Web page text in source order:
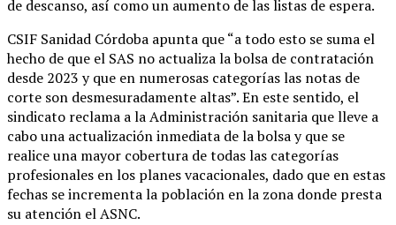
de descanso, así como un aumento de las listas de espera.
CSIF Sanidad Córdoba apunta que “a todo esto se suma el
hecho de que el SAS no actualiza la bolsa de contratación
desde 2023 y que en numerosas categorías las notas de
corte son desmesuradamente altas”. En este sentido, el
sindicato reclama a la Administración sanitaria que lleve a
cabo una actualización inmediata de la bolsa y que se
realice una mayor cobertura de todas las categorías
profesionales en los planes vacacionales, dado que en estas
fechas se incrementa la población en la zona donde presta
su atención el ASNC.